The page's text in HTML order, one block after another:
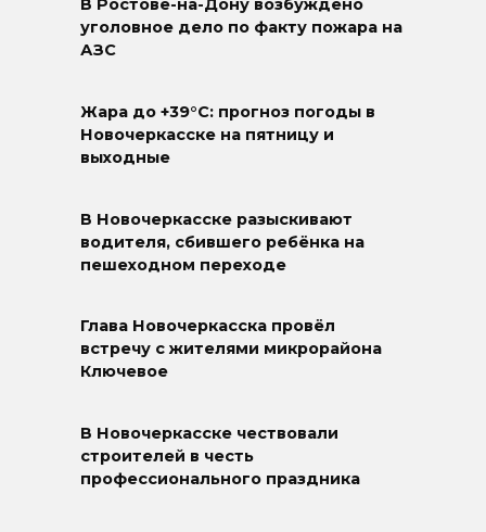
В Ростове-на-Дону возбуждено
уголовное дело по факту пожара на
АЗС
Жара до +39°C: прогноз погоды в
Новочеркасске на пятницу и
выходные
В Новочеркасске разыскивают
водителя, сбившего ребёнка на
пешеходном переходе
Глава Новочеркасска провёл
встречу с жителями микрорайона
Ключевое
В Новочеркасске чествовали
строителей в честь
профессионального праздника